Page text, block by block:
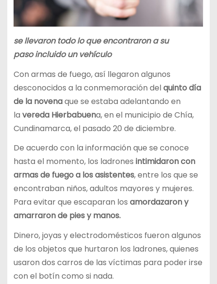
se llevaron todo lo que encontraron a su
paso incluido un vehículo
Con armas de fuego, así llegaron algunos
desconocidos a la conmemoración delquinto día
de la novenaque se estaba adelantando en
la vereda Hierbabuena, en el municipio de Chía,
Cundinamarca, el pasado 20 de diciembre.
De acuerdo con la información que se conoce
hasta el momento, los ladrones intimidaron con
armas de fuego a los asistentes, entre los que se
encontraban niños, adultos mayores y mujeres.
Para evitar que escaparan los amordazaron y
amarraron de pies y manos.
Dinero, joyas y electrodomésticos fueron algunos
de los objetos que hurtaron los ladrones, quienes
usaron dos carros de las víctimas para poder irse
con el botín como si nada.